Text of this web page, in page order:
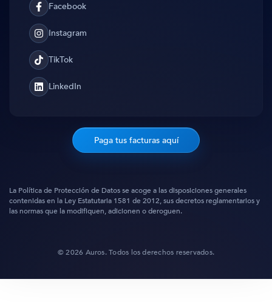
Facebook
Facebook
Instagram
Instagram
TikTokTikTok
Translation
missing:
LinkedIn
Paga tus facturas aquí
La Política de Protección de Datos se acoge a las disposiciones generales
contenidas en la Ley Estatutaria 1581 de 2012, sus decretos reglamentarios y
las normas que la modifiquen, adicionen o deroguen.
© 2026 Auros. Todos los derechos reservados.